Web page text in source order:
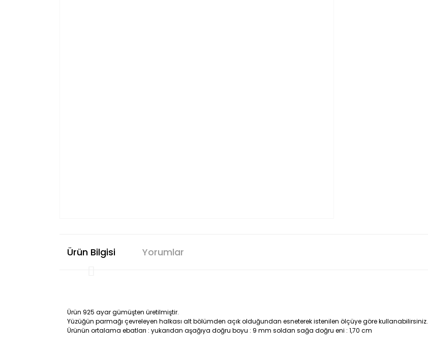
Ürün Bilgisi Yorumlar
Ürün 925 ayar gümüşten üretilmiştir.
Yüzüğün parmağı çevreleyen halkası alt bölümden açık olduğundan esneterek istenilen ölçüye göre kullanabilirsiniz.
Ürünün ortalama ebatları : yukarıdan aşağıya doğru boyu : 9 mm soldan sağa doğru eni : 1,70 cm